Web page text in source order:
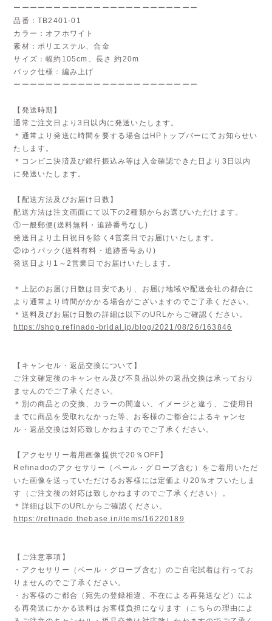
ーーーーーーーーーーーーーーーーーーーーーーー
品番：TB2401-01
カラー：オフホワイト
素材：ポリエステル、合金
サイズ：幅約105cm、長さ 約20m
バック仕様：編み上げ
ーーーーーーーーーーーーーーーーーーーーーーー
【発送時期】
通常ご注文日より3日以内に発送いたします。
＊通常より発送に時間を要する場合はHPトップバーにてお知らせい
たします。
＊コンビニ決済及び銀行振込み等は入金確認できた日より3日以内
に発送いたします。
【配送方法及びお届け日数】
配送方法は注文画面にて以下の2種類からお選びいただけます。
①一般郵便(送料無料・追跡番号なし)
発送日より土日祝日を除く4営業日でお届けいたします。
②ゆうパック(送料有料・追跡番号あり)
発送日より1～2営業日でお届けいたします。
＊上記のお届け日数は目安であり、お届け地域や配送会社の都合に
より通常より時間がかかる場合がございますのでご了承ください。
＊送料及びお届け日数の詳細は以下のURLからご確認ください。
https://shop.refinado-bridal.jp/blog/2021/08/26/163846
【キャンセル・返品交換について】
ご注文確定後のキャンセル及び不良品以外の返品交換は承っており
ませんのでご了承ください。
＊別の商品との交換、カラーの間違い、イメージと違う、ご使用日
までに商品を受取れなかった等、お客様のご都合によるキャンセ
ル・返品交換は対応致しかねますのでご了承ください。
【アクセサリー着用画像提供で20％OFF】
Refinadoのアクセサリー（ベール・グローブ含む）をご着用いただ
いた画像を送っていただけるお客様には定価より20％オフいたしま
す（ご注文後の対応は致しかねますのでご了承ください）。
＊詳細は以下のURLからご確認ください。
https://refinado.thebase.in/items/16220189
【ご注意事項】
・アクセサリー（ベール・グローブ含む）のご自宅試着は行ってお
りませんのでご了承ください。
・お客様のご都合（宛先の登録相違、不在による再発送など）によ
る再発送にかかる送料はお客様負担になります（こちらの理由によ